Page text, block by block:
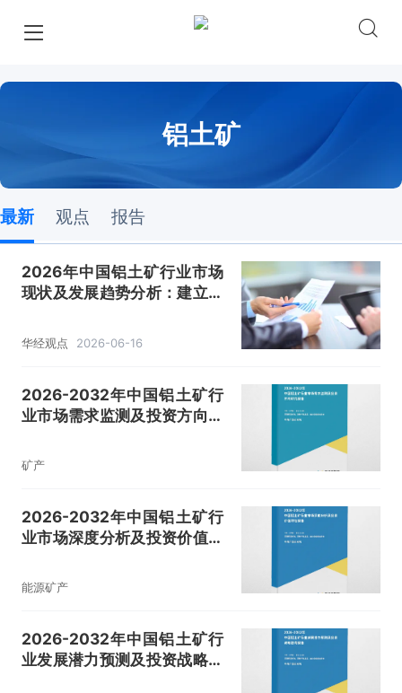
铝土矿
最新 观点 报告
2026年中国铝土矿行业市场
现状及发展趋势分析：建立进
「图」
华经观点 2026-06-16
2026-2032年中国铝土矿行
业市场需求监测及投资方向研
矿产
2026-2032年中国铝土矿行
业市场深度分析及投资价值评
能源矿产
2026-2032年中国铝土矿行
业发展潜力预测及投资战略咨